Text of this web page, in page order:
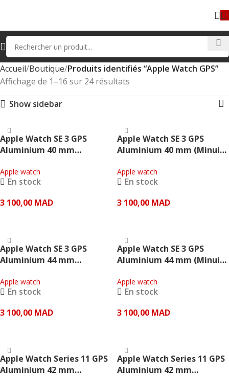
Accueil Boutique Produits identifiés “Apple Watch GPS”
Affichage de 1–16 sur 24 résultats
Show sidebar
Apple Watch SE 3 GPS
Aluminium 40 mm
Apple watch
En stock
3 100,00 MAD
Apple Watch SE 3 GPS
Aluminium 40 mm (Minuit)
Apple watch
En stock
3 100,00 MAD
Apple Watch SE 3 GPS
Aluminium 44 mm
Apple watch
En stock
3 100,00 MAD
Apple Watch SE 3 GPS
Aluminium 44 mm (Minuit)
Apple watch
En stock
3 100,00 MAD
Apple Watch Series 11 GPS
Aluminium 42 mm
Apple Watch Series 11 GPS
Aluminium 42 mm